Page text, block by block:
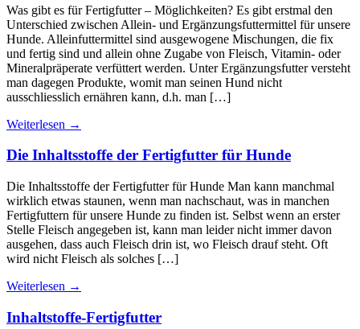
Was gibt es für Fertigfutter – Möglichkeiten? Es gibt erstmal den
Unterschied zwischen Allein- und Ergänzungsfuttermittel für unsere
Hunde. Alleinfuttermittel sind ausgewogene Mischungen, die fix
und fertig sind und allein ohne Zugabe von Fleisch, Vitamin- oder
Mineralpräperate verfüttert werden. Unter Ergänzungsfutter versteht
man dagegen Produkte, womit man seinen Hund nicht
ausschliesslich ernähren kann, d.h. man […]
Weiterlesen →
Die Inhaltsstoffe der Fertigfutter für Hunde
Die Inhaltsstoffe der Fertigfutter für Hunde Man kann manchmal
wirklich etwas staunen, wenn man nachschaut, was in manchen
Fertigfuttern für unsere Hunde zu finden ist. Selbst wenn an erster
Stelle Fleisch angegeben ist, kann man leider nicht immer davon
ausgehen, dass auch Fleisch drin ist, wo Fleisch drauf steht. Oft
wird nicht Fleisch als solches […]
Weiterlesen →
Inhaltstoffe-Fertigfutter